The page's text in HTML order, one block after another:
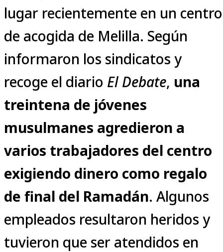
lugar recientemente en un centro
de acogida de Melilla. Según
informaron los sindicatos y
recoge el diario El Debate, una
treintena de jóvenes
musulmanes agredieron a
varios trabajadores del centro
exigiendo dinero como regalo
de final del Ramadán. Algunos
empleados resultaron heridos y
tuvieron que ser atendidos en